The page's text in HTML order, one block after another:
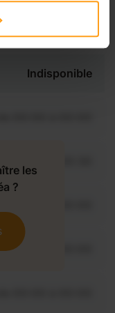
Indisponible
00:00 à 00:00
les
?